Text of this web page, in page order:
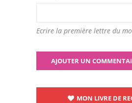
Ecrire la première lettre du
MON LIVRE DE